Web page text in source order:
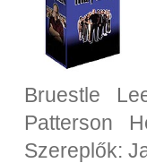
Bruestle
Patterson
Szereplők: